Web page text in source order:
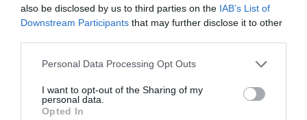
also be disclosed by us to third parties on the IAB’s List of
Downstream Participants that may further disclose it to other
Please note that this website/app uses one or more Google
not limited to your visit or usage behaviour. You may click to
grant or deny consent to Google and its third-party tags to
Personal Data Processing Opt Outs
I want to opt-out of the Sharing of my
personal data.
Opted In
06.08.2026
Τα εύκολα «τεστ» για να δείτε αν τα αυγά
είναι φρέσκα